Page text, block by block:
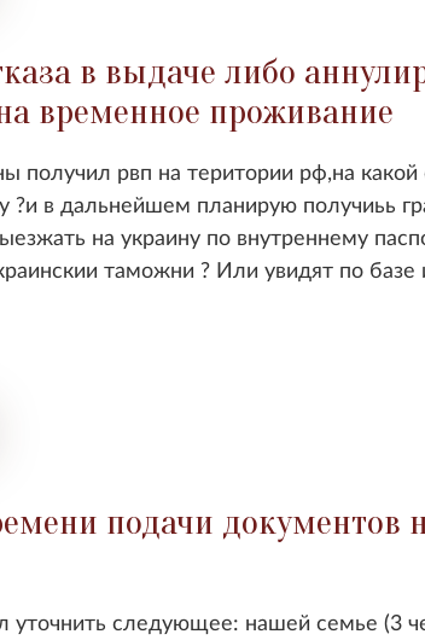
в выдаче либо
временное проживание
получил рвп на територии рф,на какой
?и в дальнейшем планирую получиьь
на украину по внутреннему
таможни ? Или увидят по
подачи документов
уточнить следующее: нашей семье (3